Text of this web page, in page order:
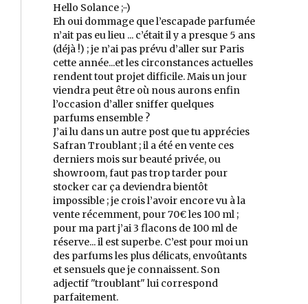
Hello Solance ;-)
Eh oui dommage que l’escapade parfumée
n’ait pas eu lieu ... c’était il y a presque 5 ans
(déjà !) ; je n’ai pas prévu d’aller sur Paris
cette année...et les circonstances actuelles
rendent tout projet difficile. Mais un jour
viendra peut être où nous aurons enfin
l’occasion d’aller sniffer quelques
parfums ensemble ?
J’ai lu dans un autre post que tu apprécies
Safran Troublant ; il a été en vente ces
derniers mois sur beauté privée, ou
showroom, faut pas trop tarder pour
stocker car ça deviendra bientôt
impossible ; je crois l’avoir encore vu à la
vente récemment, pour 70€ les 100 ml ;
pour ma part j’ai 3 flacons de 100 ml de
réserve... il est superbe. C’est pour moi un
des parfums les plus délicats, envoûtants
et sensuels que je connaissent. Son
adjectif "troublant" lui correspond
parfaitement.